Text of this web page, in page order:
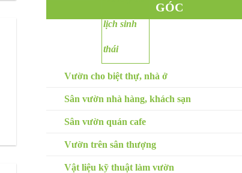
GÓC
Vườn cho biệt thự, nhà ở
Sân vườn nhà hàng, khách sạn
Sân vườn quán cafe
Vườn trên sân thượng
Vật liệu kỹ thuật làm vườn